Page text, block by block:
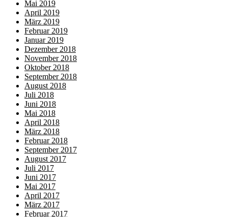
Mai 2019
April 2019
März 2019
Februar 2019
Januar 2019
Dezember 2018
November 2018
Oktober 2018
September 2018
August 2018
Juli 2018
Juni 2018
Mai 2018
April 2018
März 2018
Februar 2018
September 2017
August 2017
Juli 2017
Juni 2017
Mai 2017
April 2017
März 2017
Februar 2017